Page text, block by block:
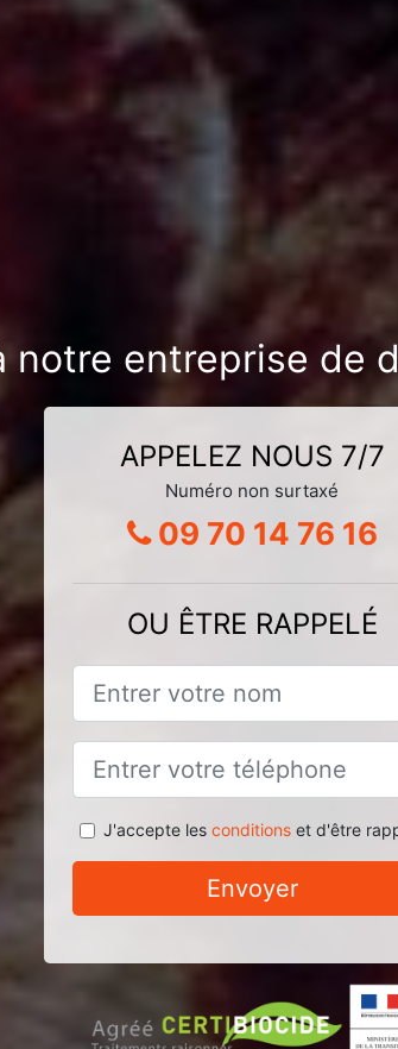
notre entreprise de
APPELEZ NOUS 7/7
Numéro non surtaxé
09 70 14 76 16
OU ÊTRE RAPPELÉ
J'accepte les conditionset d'être
Envoyer